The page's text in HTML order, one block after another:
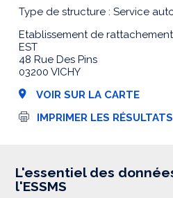
Type de structure : Service
Etablissement de rattachement
EST
48 Rue Des Pins
03200 VICHY
VOIR SUR LA CARTE
I
s
i
IMPRIMER LES
L'essentiel des
l'ESSMS